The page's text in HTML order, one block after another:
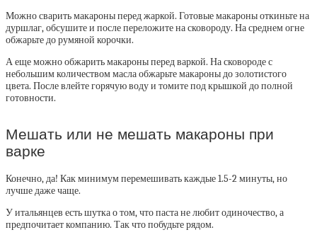
Можно сварить макароны перед жаркой. Готовые макароны откиньте на
дуршлаг, обсушите и после переложите на сковороду. На среднем огне
обжарьте до румяной корочки.
А еще можно обжарить макароны перед варкой. На сковороде с
небольшим количеством масла обжарьте макароны до золотистого
цвета. После влейте горячую воду и томите под крышкой до полной
готовности.
Мешать или не мешать макароны при
варке
Конечно, да! Как минимум перемешивать каждые 1.5-2 минуты, но
лучше даже чаще.
У итальянцев есть шутка о том, что паста не любит одиночество, а
предпочитает компанию. Так что побудьте рядом.